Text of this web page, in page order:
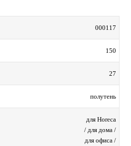
000117
150
27
полутень
для Horeca
/ для дома /
для офиса /